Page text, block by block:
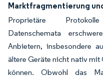
Marktfragmentierung
Proprietäre
Datenschemata
Anbietern, insbesondere
ältere Geräte nicht nativ
können. Obwohl das